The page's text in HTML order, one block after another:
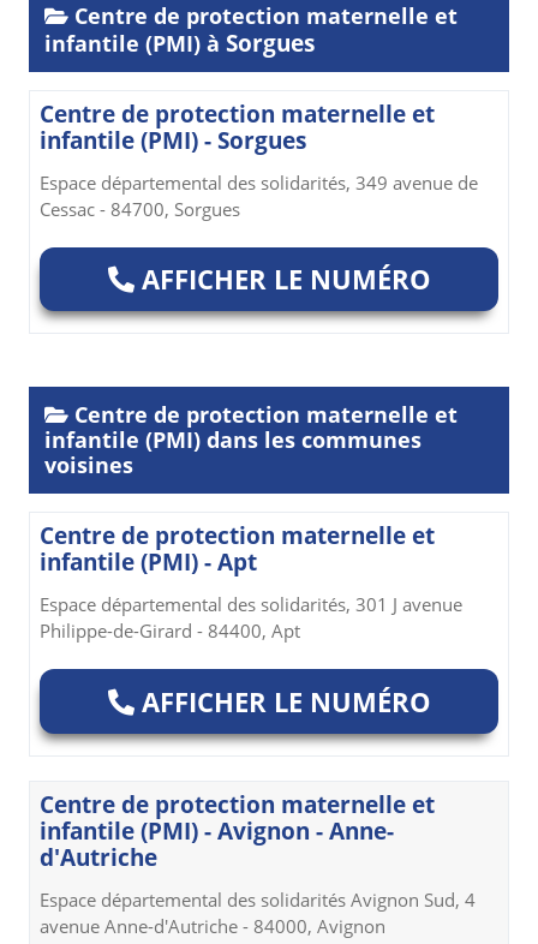
Centre de protection maternelle et
infantile (PMI) à Sorgues
Centre de protection maternelle et
infantile (PMI) - Sorgues
Espace départemental des solidarités, 349 avenue de
Cessac - 84700, Sorgues
AFFICHER LE NUMÉRO
Centre de protection maternelle et
infantile (PMI) dans les communes
voisines
Centre de protection maternelle et
infantile (PMI) - Apt
Espace départemental des solidarités, 301 J avenue
Philippe-de-Girard - 84400, Apt
AFFICHER LE NUMÉRO
Centre de protection maternelle et
infantile (PMI) - Avignon - Anne-
d'Autriche
Espace départemental des solidarités Avignon Sud, 4
avenue Anne-d'Autriche - 84000, Avignon